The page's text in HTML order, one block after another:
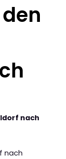
nach
nach